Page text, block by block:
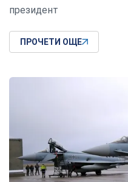
президент
ПРОЧЕТИ ОЩЕ